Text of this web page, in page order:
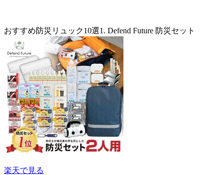
おすすめ防災リュック10選1. Defend Future 防災セット
楽天で見る